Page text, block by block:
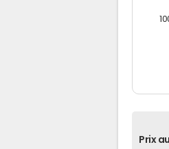
Prix